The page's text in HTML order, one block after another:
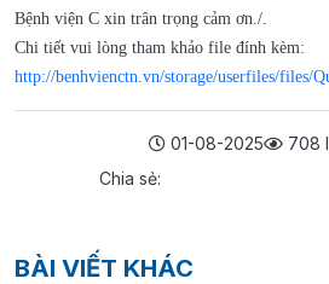
Bệnh viện C xin trân trọng cảm ơn./.
Chi tiết vui lòng tham khảo file đính kèm:
http://benhvienctn.vn/storage/userfiles/files/
01-08-2025
708
Chia sẻ:
BÀI VIẾT KHÁC